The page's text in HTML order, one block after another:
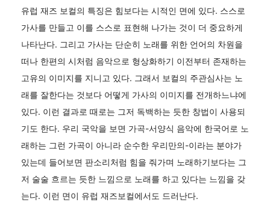
유럽 재즈 보컬의 특징은 힘보다는 시적인 면에 있다. 스스로
가사를 만들고 이를 스스로 표현해 나가는 것이 더 중요하게
나타난다. 그리고 가사는 단순히 노래를 위한 언어의 차원을
떠나 한편의 시처럼 음악으로 형상화하기 이전부터 존재하는
고유의 이미지를 지니고 있다. 그래서 보컬의 주관심사는 노
래를 잘한다는 것보다 어떻게 가사의 이미지를 전개하느냐에
있다. 이런 결과로 때로는 그저 독백하는 듯한 창법이 사용되
기도 한다. 우리 국악을 보면 가곡-서양식 음악에 한국어로 노
래하는 그런 가곡이 아니라 순수한 우리만의-이라는 분야가
있는데 들어보면 판소리처럼 힘을 줘가며 노래하기보다는 그
저 술술 흐르는 듯한 느낌으로 노래를 하고 있다는 느낌을 갖
는다. 이런 면이 유럽 재즈보컬에서도 드러난다.